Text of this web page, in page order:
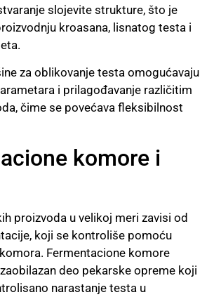
slojevite strukture, što je
kroasana, lisnatog testa i
za oblikovanje testa omogućavaju
i prilagođavanje različitim
čime se povećava fleksibilnost
komore i
proizvoda u velikoj meri zavisi od
koji se kontroliše pomoću
Fermentacione komore
deo pekarske opreme koji
narastanje testa u